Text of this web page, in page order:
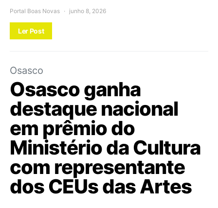
Portal Boas Novas junho 8, 2026
Ler Post
Osasco
Osasco ganha
destaque nacional
em prêmio do
Ministério da Cultura
com representante
dos CEUs das Artes